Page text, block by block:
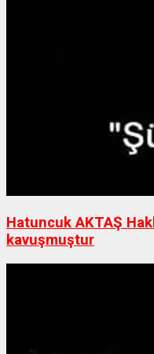
Hatuncuk AKTAŞ
kavuşmuştur